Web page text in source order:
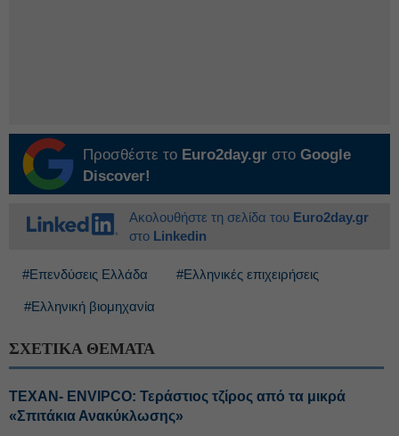
Προσθέστε το Euro2day.gr στο Google
Discover!
Ακολουθήστε τη σελίδα του Euro2day.gr
στο Linkedin
#Επενδύσεις Ελλάδα #Ελληνικές επιχειρήσεις
#Ελληνική βιομηχανία
ΣΧΕΤΙΚΑ ΘΕΜΑΤΑ
ΤΕΧΑΝ- ENVIPCO: Τεράστιος τζίρος από τα μικρά
«Σπιτάκια Ανακύκλωσης»